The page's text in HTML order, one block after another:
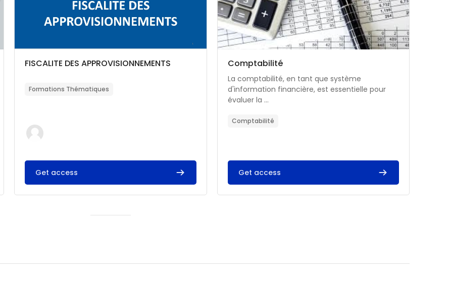
Catégorie de cours
Nom du cours
FISCALITE DES APPROVISIONNEMENTS
Formations Thématiques
Get access
Catégorie de cours
Nom du cours
Comptabilité
Résumé du cours :
La comptabilité, en tant que système
d'information financière, est essentielle pour
évaluer la ...
Comptabilité
Get access